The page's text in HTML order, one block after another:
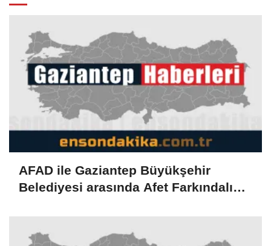
AFAD ile Gaziantep Büyükşehir
Belediyesi arasında Afet Farkındalık
protokolü